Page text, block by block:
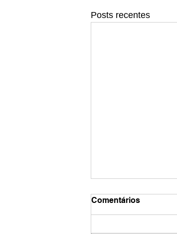
Posts recentes
Comentários